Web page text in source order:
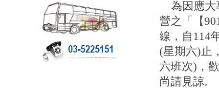
為因應
營之「【
線，自114
(星期六) 止
六班次)，
尚請見諒。